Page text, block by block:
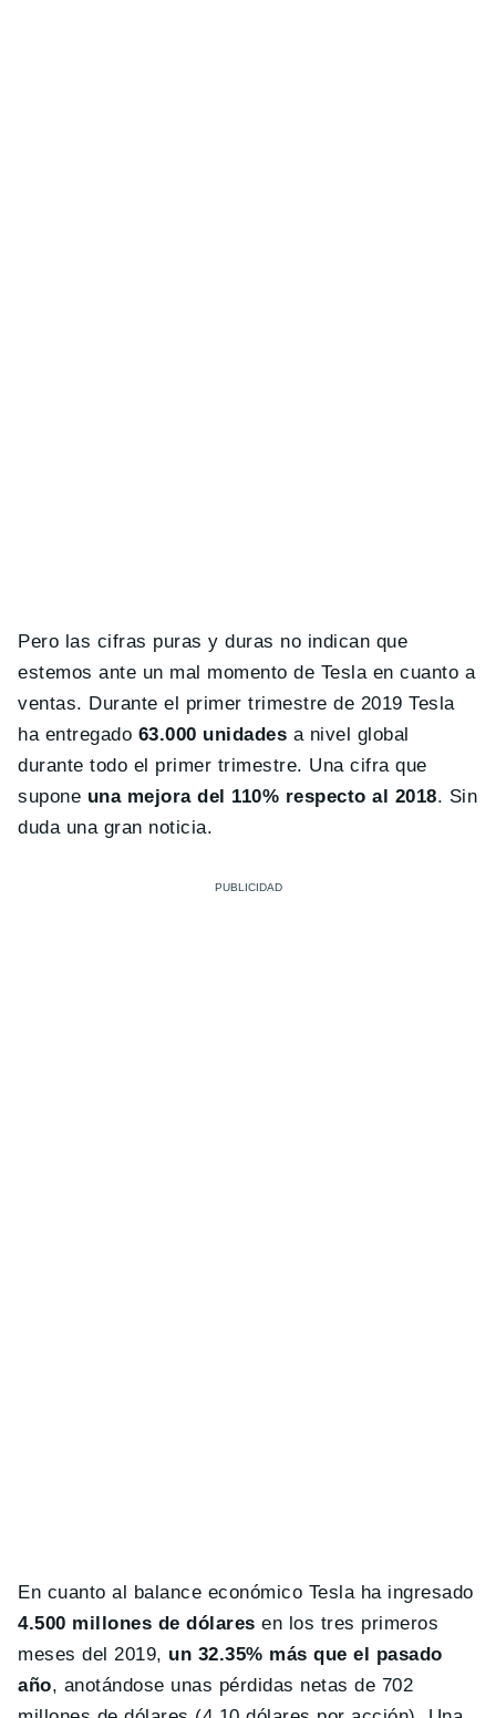
Pero las cifras puras y duras no indican que
estemos ante un mal momento de Tesla en cuanto a
ventas. Durante el primer trimestre de 2019 Tesla
ha entregado 63.000 unidades a nivel global
durante todo el primer trimestre. Una cifra que
supone una mejora del 110% respecto al 2018. Sin
duda una gran noticia.
En cuanto al balance económico Tesla ha ingresado
4.500 millones de dólares en los tres primeros
meses del 2019, un 32.35% más que el pasado
año, anotándose unas pérdidas netas de 702